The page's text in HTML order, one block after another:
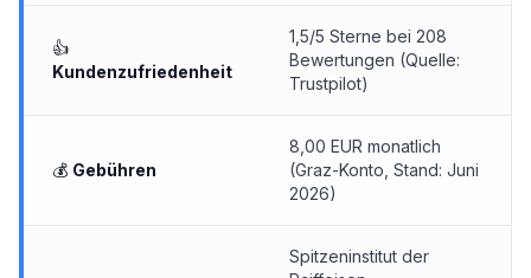
👍
Kundenzufriedenheit
1,5/5 Sterne bei 208
Bewertungen (Quelle:
Trustpilot)
💰 Gebühren
8,00 EUR monatlich
(Graz-Konto, Stand: Juni
2026)
Spitzeninstitut der